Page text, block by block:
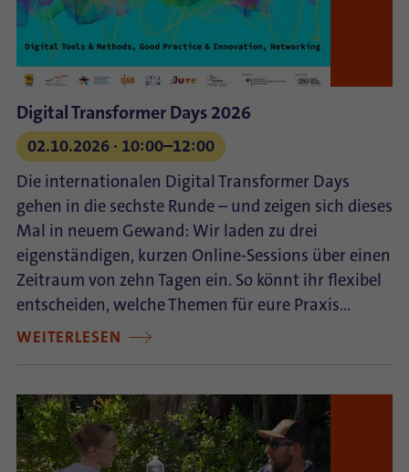
Digital Transformer Days 2026
02.10.2026 ⋅ 10:00–12:00
Die internationalen Digital Transformer Days
gehen in die sechste Runde – und zeigen sich dieses
Mal in neuem Gewand: Wir laden zu drei
eigenständigen, kurzen Online-Sessions über einen
Zeitraum von zehn Tagen ein. So könnt ihr flexibel
entscheiden, welche Themen für eure Praxis…
WEITERLESEN